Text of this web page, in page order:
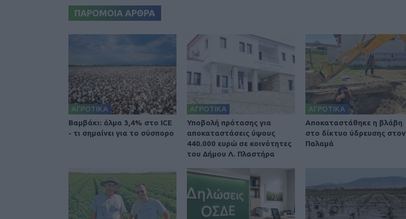
ΠΑΡΟΜΟΙΑ ΑΡΘΡΑ
ΑΓΡΟΤΙΚΑ
Βαμβάκι: άλμα 3,4% στο ICE
- τι σημαίνει για το σύσπορο
ΑΓΡΟΤΙΚΑ
Υποβολή πρότασης για
αποκαταστάσεις ύψους
440.000 ευρώ σε κοινότητες
του Δήμου Λ. Πλαστήρα
ΑΓΡΟΤΙΚΑ
Αποκαταστάθηκε η βλάβη
στο δίκτυο ύδρευσης στον
Παλαμά